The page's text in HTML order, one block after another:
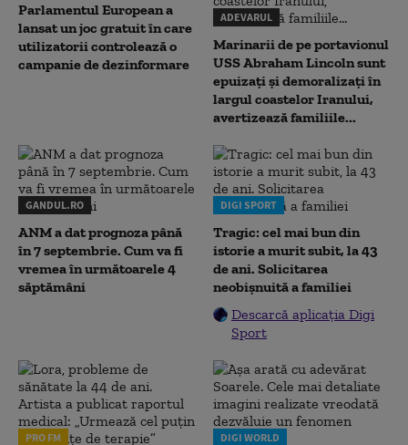
Parlamentul European a
lansat un joc gratuit în care
utilizatorii controlează o
campanie de dezinformare
ADEVARUL
Marinarii de pe portavionul
USS Abraham Lincoln sunt
epuizați și demoralizați în
largul coastelor Iranului,
avertizează familiile...
GANDUL.RO
ANM a dat prognoza până
în 7 septembrie. Cum va fi
vremea în următoarele 4
săptămâni
DIGI SPORT
Tragic: cel mai bun din
istorie a murit subit, la 43
de ani. Solicitarea
neobișnuită a familiei
Descarcă aplicația Digi
Sport
PRO FM DIGI WORLD